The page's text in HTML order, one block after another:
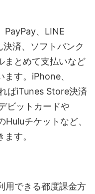
PayPay、LINE
済、ソフトバンク
まとめて支払いなど
す。iPhone、
ばiTunes Store決済
ビットカードや
チケットなど、
す。
用できる都度課金方